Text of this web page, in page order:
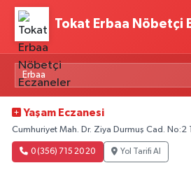
Tokat Erbaa Nöbetçi
Yaşam Eczanesi
Cumhuriyet Mah. Dr. Ziya Durmuş Cad. No:2
0 (356) 715 20 20 Yol Tarifi Al